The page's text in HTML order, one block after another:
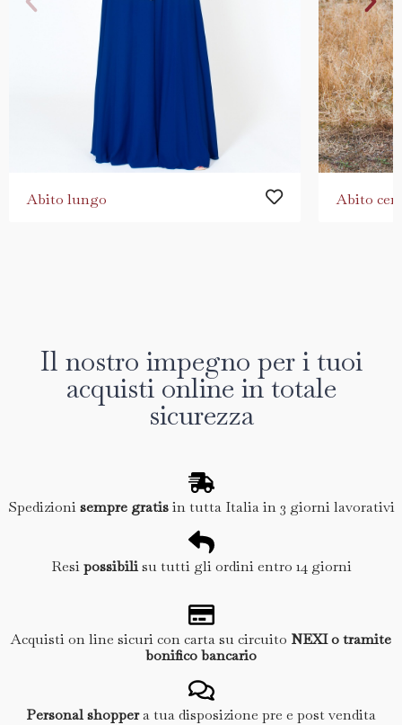
Abito lungo Abito
Il nostro impegno per i tuoi
acquisti online in totale
sicurezza
Spedizionisempre gratisin tutta Italia in 3 giorni lavorativi
Resipossibilisu tutti gli ordini entro 14 giorni
Acquisti on line sicuri con carta su circuito NEXI o tramite
bonifico bancario
Personal shoppera tua disposizione pre e post vendita